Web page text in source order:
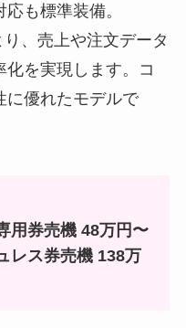
も標準装備。
、売上や注文データ
を実現します。コ
に優れたモデルで
用券売機 48万円〜
レス券売機 138万